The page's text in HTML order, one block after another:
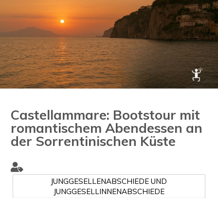
Castellammare: Bootstour mit
romantischem Abendessen an
der Sorrentinischen Küste
JUNGGESELLENABSCHIEDE UND
JUNGGESELLINNENABSCHIEDE